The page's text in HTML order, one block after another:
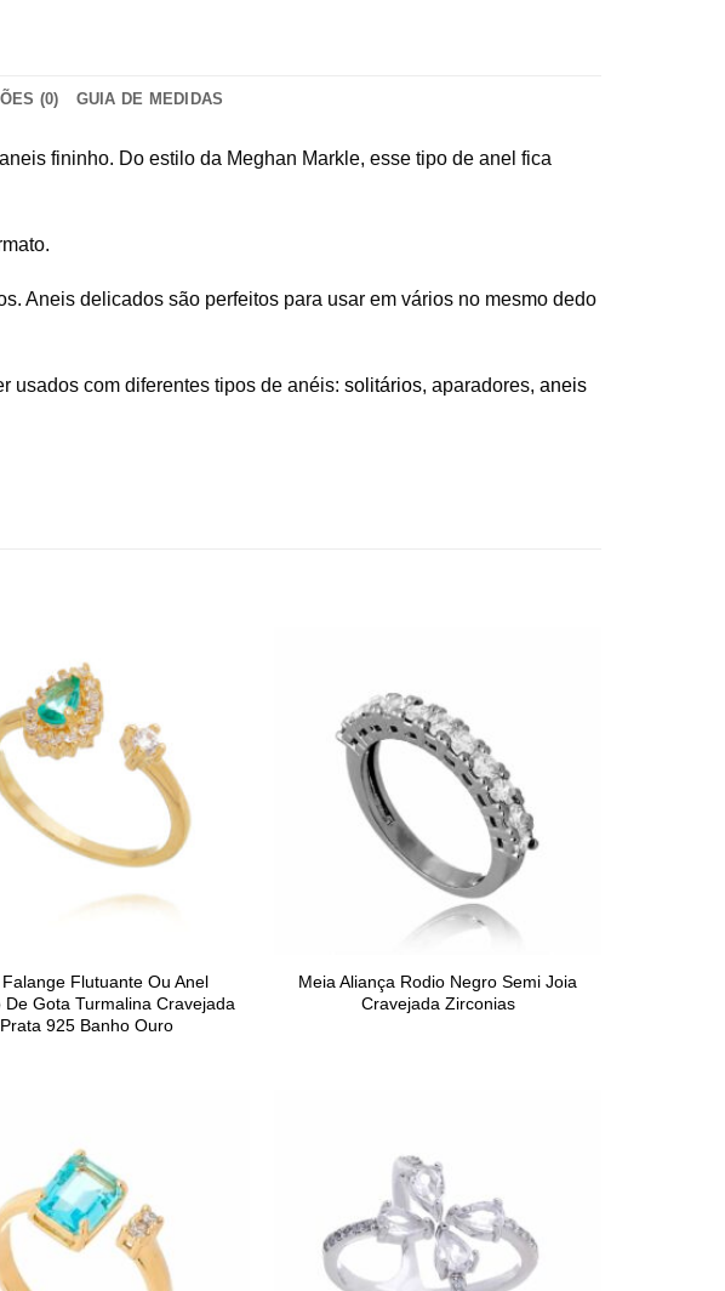
(0) GUIA DE MEDIDAS
fininho. Do estilo da Meghan Markle, esse tipo de anel fica
Aneis delicados são perfeitos para usar em vários no mesmo dedo
usados com diferentes tipos de anéis: solitários, aparadores, aneis
Flutuante Ou Anel
De Gota Turmalina Cravejada
Prata 925 Banho Ouro
Meia Aliança Rodio Negro Semi Joia
Cravejada Zirconias